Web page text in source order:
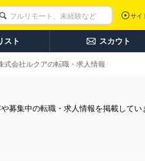
サイ
スト スカウト
式会社ルクアの転職・求人情報
募集中の転職・求人情報を掲載して